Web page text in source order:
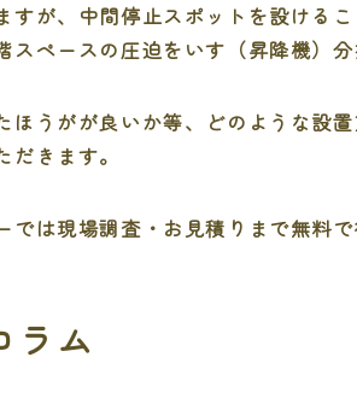
すが、中間停止スポットを設ける
スペースの圧迫をいす（昇降機）
ほうがが良いか等、どのような設
きます。
では現場調査・お見積りまで無料
ラム